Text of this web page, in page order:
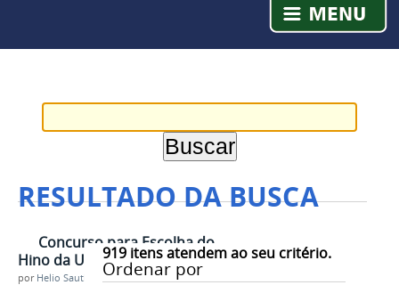
RESULTADO DA BUSCA
919itens atendem ao seu critério.
Ordenar por
Concurso para Escolha do
Hino da Unespar
por Helio Sauthier